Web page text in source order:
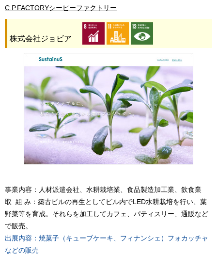
C.P.FACTORYシーピーファクトリー
株式会社ジョビア
事業内容：人材派遣会社、水耕栽培業、食品製造加工業、飲食業
取 組 み：築古ビルの再生としてビル内でLED水耕栽培を行い、葉
野菜等を育成。それらを加工してカフェ、パティスリー、通販など
で販売。
出展内容：焼菓子（キューブケーキ、フィナンシェ）フォカッチャ
などの販売